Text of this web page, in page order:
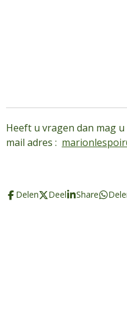
Heeft u vragen dan mag
mail adres :
Delen Deel Share